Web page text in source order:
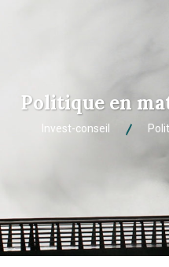
Politique en
Invest-conseil